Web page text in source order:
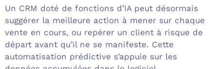
Un CRM doté de fonctions d’IA peut désormais
suggérer la meilleure action à mener sur chaque
vente en cours, ou repérer un client à risque de
départ avant qu’il ne se manifeste. Cette
automatisation prédictive s’appuie sur les